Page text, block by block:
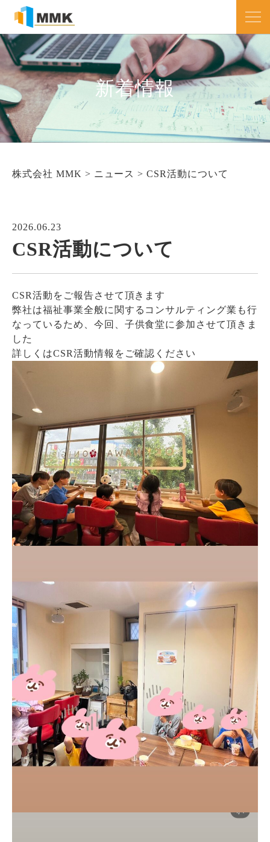
新着情報
株式会社 MMK > ニュース >CSR活動について
2026.06.23
CSR活動について
CSR活動をご報告させて頂きます
弊社は福祉事業全般に関するコンサルティング業も行
なっているため、今回、子供食堂に参加させて頂きま
した
詳しくはCSR活動情報をご確認ください